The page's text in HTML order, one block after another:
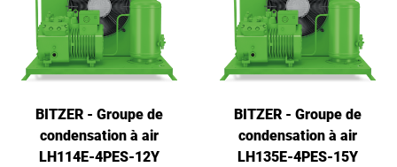
BITZER - Groupe de
condensation à air
LH114E-4PES-12Y
BITZER - Groupe de
condensation à air
LH135E-4PES-15Y